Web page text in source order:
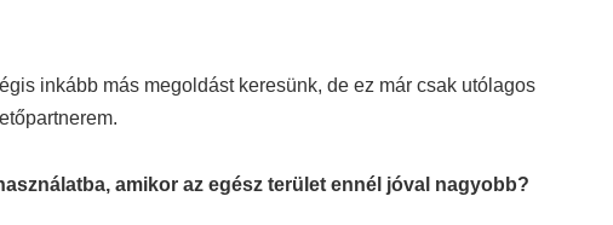
inkább más megoldást keresünk, de ez már csak utólagos
amikor az egész terület ennél jóval nagyobb?